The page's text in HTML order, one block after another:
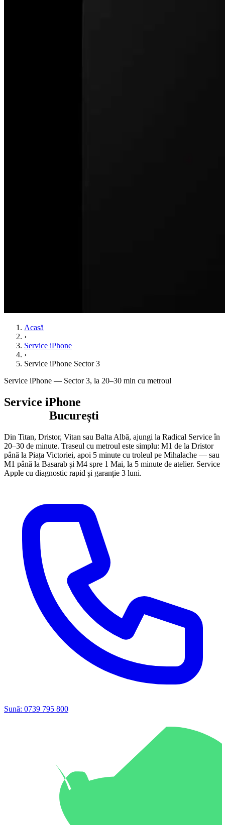
Acasă
›
Service iPhone
›
Service iPhone Sector 3
Service iPhone — Sector 3, la 20–30 min cu metroul
Service iPhone
București
Din Titan, Dristor, Vitan sau Balta Albă, ajungi la Radical Service în
20–30 de minute. Traseul cu metroul este simplu: M1 de la Dristor
până la Piața Victoriei, apoi 5 minute cu troleul pe Mihalache — sau
M1 până la Basarab și M4 spre 1 Mai, la 5 minute de atelier. Service
Apple cu diagnostic rapid și garanție 3 luni.
Sună: 0739 795 800